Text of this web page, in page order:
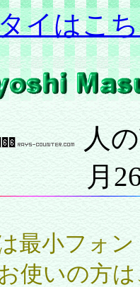
イはこ
人
月
最小フォ
使いの方